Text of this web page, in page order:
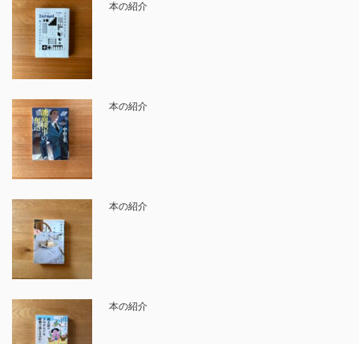
本の紹介
本の紹介
本の紹介
本の紹介